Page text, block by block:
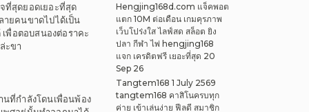
ที่สุดยอดเยอะที่สุด
ยคนขาดไปได้เป็น
พื่อตอบสนองต่อราคะ
ะขา
นที่กำลังโดนเพื่อนพ้อง
Hengjing168d.com แจ็คพอต
แตก 10M ต่อเดือน เกมคุรภาพ
เว็บโปร่งใส ไลฟ์สด สล็อต ยิง
ปลา กีฬา ไพ่ hengjing168
แจก เครดิตฟรี เยอะที่สุด 20
Sep 26
Tangtem168 1 July 2569
tangtem168 คาสิโนครบทุก
ค่าย เข้าเล่นง่าย ฟีลดี สมาชิก